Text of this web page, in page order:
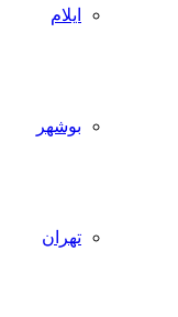
ایلام
بوشهر
تهران